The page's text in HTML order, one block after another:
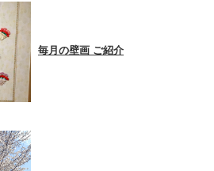
毎月の壁画 ご紹介